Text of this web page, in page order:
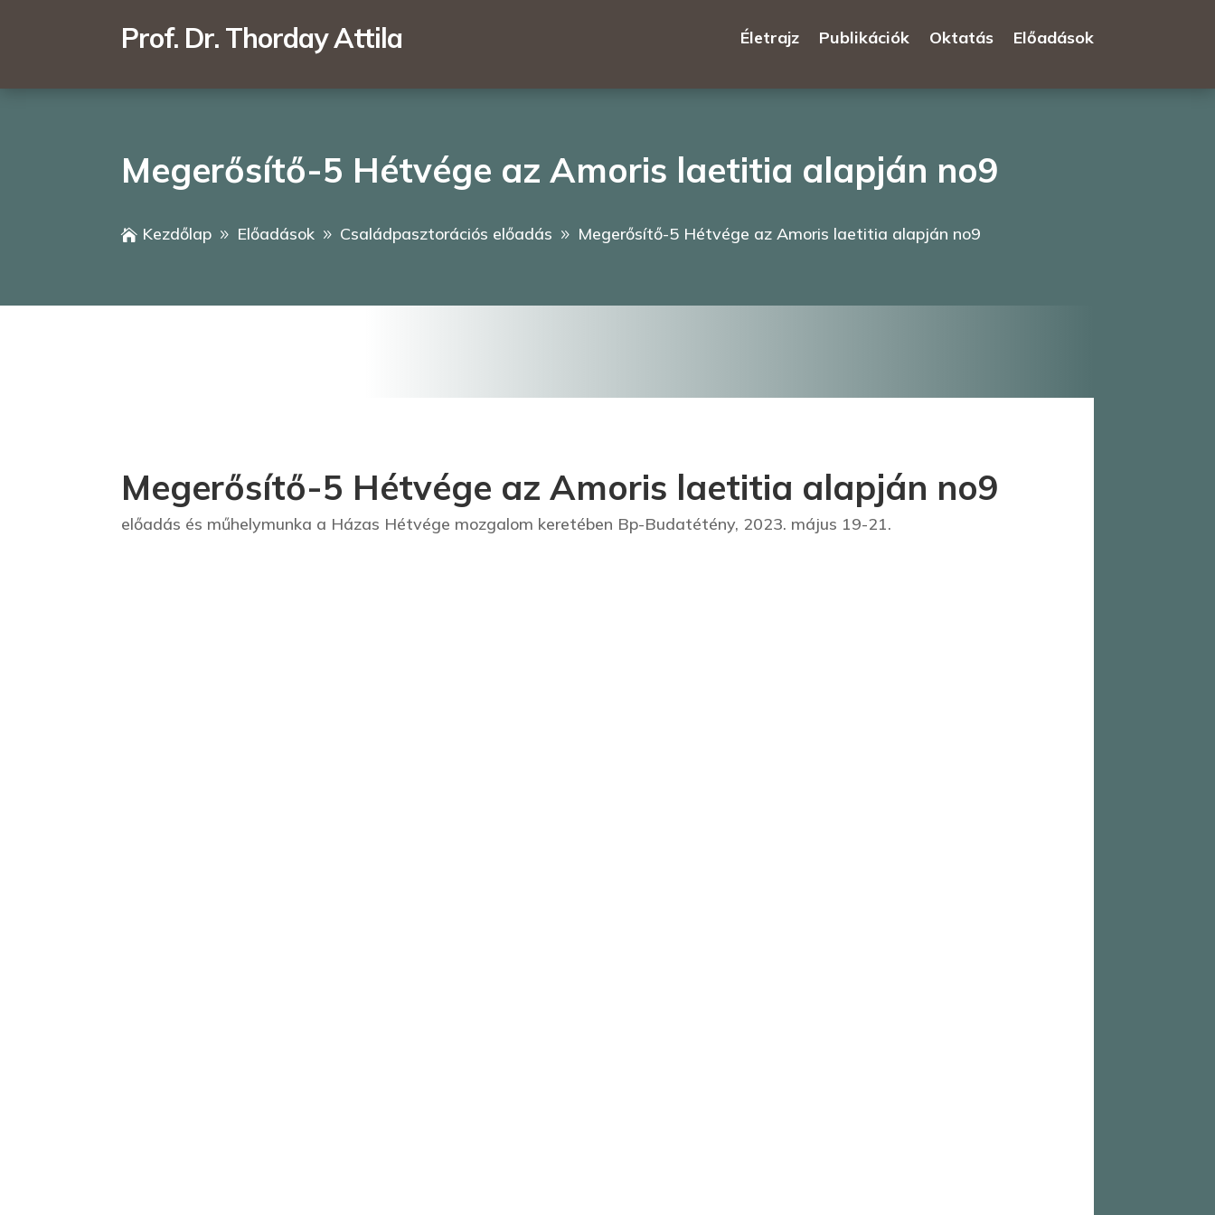
Prof. Dr. Thorday Attila Életrajz Publikációk Oktatás Előadások
Megerősítő-5 Hétvége az Amoris laetitia alapján no9
 Kezdőlap 9 Előadások 9 Családpasztorációs előadás 9 Megerősítő-5 Hétvége az Amoris laetitia alapján no9
Megerősítő-5 Hétvége az Amoris laetitia alapján no9
előadás és műhelymunka a Házas Hétvége mozgalom keretében Bp-Budatétény, 2023. május 19-21.